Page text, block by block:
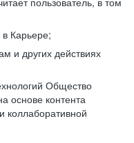
Карьере;
и других действиях
Общество
основе контента
коллаборативной